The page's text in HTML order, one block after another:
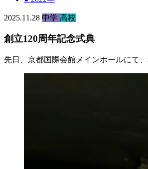
2025.11.28 中学 高校
創立120周年記念式典
先日、京都国際会館メインホールにて